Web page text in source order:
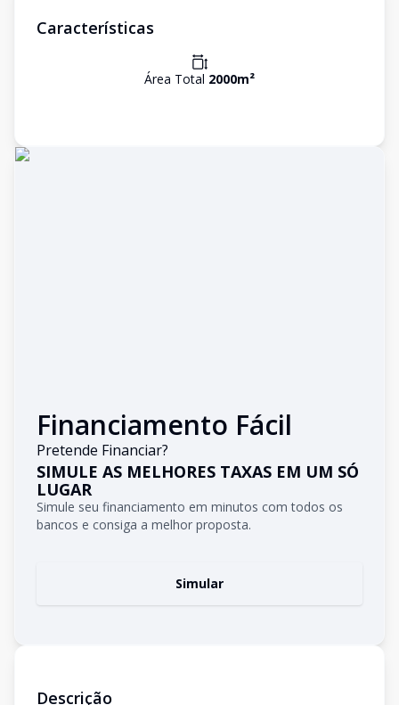
Características
Área Total 2000m²
Financiamento Fácil
Pretende Financiar?
SIMULE AS MELHORES TAXAS EM UM SÓ
LUGAR
Simule seu financiamento em minutos com todos os
bancos e consiga a melhor proposta.
Simular
Descrição